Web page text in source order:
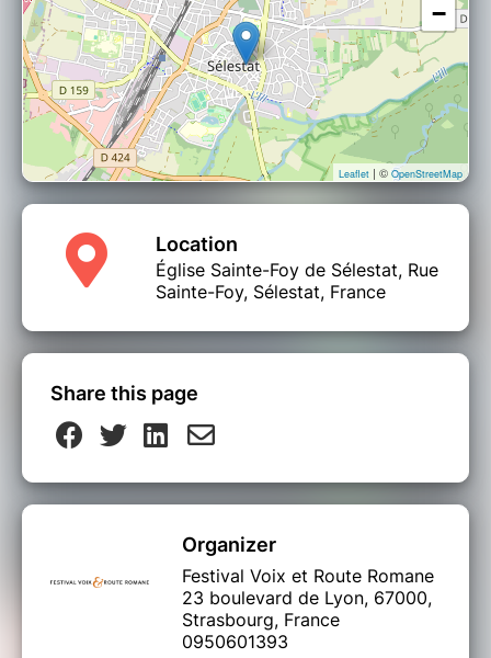
−
Leaflet | © OpenStreetMap
Location
Église Sainte-Foy de Sélestat, Rue
Sainte-Foy, Sélestat, France
Share this page
Organizer
Festival Voix et Route Romane
23 boulevard de Lyon, 67000,
Strasbourg, France
0950601393